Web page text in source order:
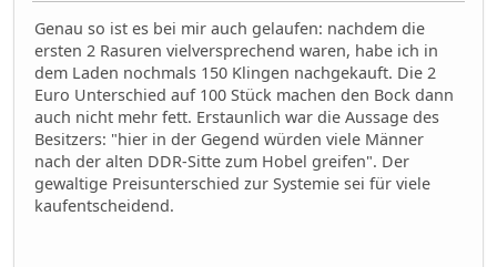
Genau so ist es bei mir auch gelaufen: nachdem die
ersten 2 Rasuren vielversprechend waren, habe ich in
dem Laden nochmals 150 Klingen nachgekauft. Die 2
Euro Unterschied auf 100 Stück machen den Bock dann
auch nicht mehr fett. Erstaunlich war die Aussage des
Besitzers: "hier in der Gegend würden viele Männer
nach der alten DDR-Sitte zum Hobel greifen". Der
gewaltige Preisunterschied zur Systemie sei für viele
kaufentscheidend.